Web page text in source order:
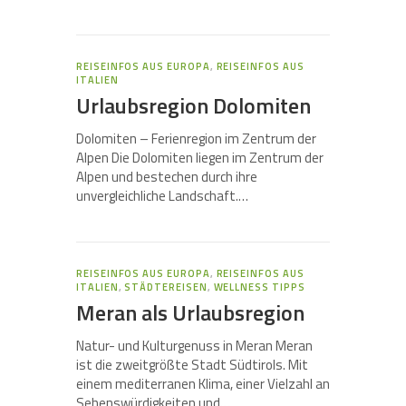
REISEINFOS AUS EUROPA, REISEINFOS AUS
ITALIEN
Urlaubsregion Dolomiten
Dolomiten – Ferienregion im Zentrum der
Alpen Die Dolomiten liegen im Zentrum der
Alpen und bestechen durch ihre
unvergleichliche Landschaft.…
REISEINFOS AUS EUROPA, REISEINFOS AUS
ITALIEN,STÄDTEREISEN, WELLNESS TIPPS
Meran als Urlaubsregion
Natur- und Kulturgenuss in Meran Meran
ist die zweitgrößte Stadt Südtirols. Mit
einem mediterranen Klima, einer Vielzahl an